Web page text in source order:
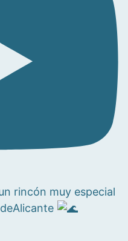
un rincón muy especial